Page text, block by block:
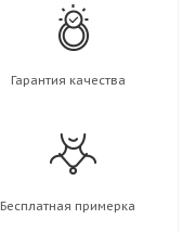
Гарантия качества
Бесплатная примерка